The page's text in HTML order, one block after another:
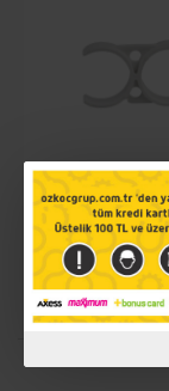
-60 %
SU ARITMA
INCH KLIPS (
27,04TL